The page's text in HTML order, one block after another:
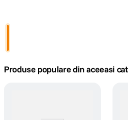
4. peak design
Produse populare din aceeasi